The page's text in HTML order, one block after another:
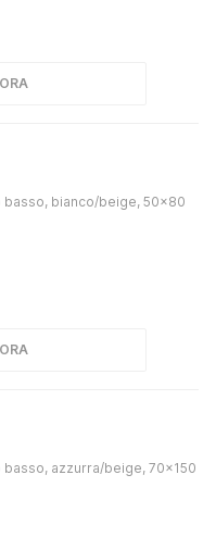
basso, bianco/beige, 50x80
azzurra/beige, 70x150